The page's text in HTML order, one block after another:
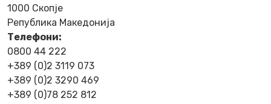
1000 Скопје
Република Македонија
Телефони:
0800 44 222
+389 (0)2 3119 073
+389 (0)2 3290 469
+389 (0)78 252 812